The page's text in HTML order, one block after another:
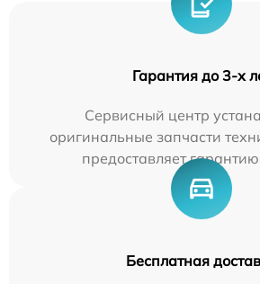
Гарантия до 3-х
Сервисный центр
оригинальные запчасти
предоставляет
Бесплатная